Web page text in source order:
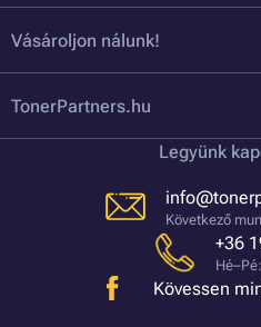
Vásároljon nálunk!
TonerPartners.hu
Legyünk
Következő
+36
Kövessen